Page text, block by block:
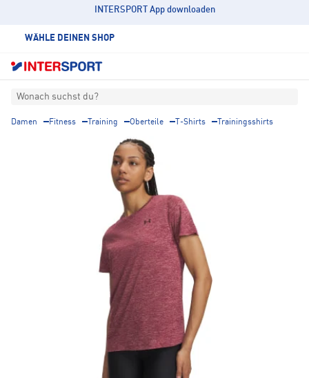
INTERSPORT App downloaden
WÄHLE DEINEN SHOP
Wonach suchst du?
Damen Fitness Training Oberteile T-Shirts Trainingsshirts